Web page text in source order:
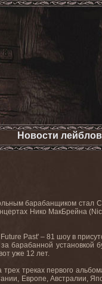
Новости лейблов
барабанщиком стал
Нико МакБрейна (
Future Past' – 81 шоу в
барабанной установкой
вот уже 12 лет.
треках первого
Европе, Австралии,